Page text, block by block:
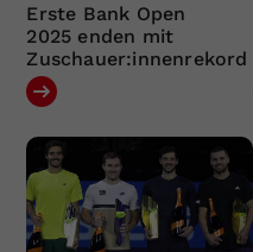
Erste Bank Open
2025 enden mit
Zuschauer:innenrekord